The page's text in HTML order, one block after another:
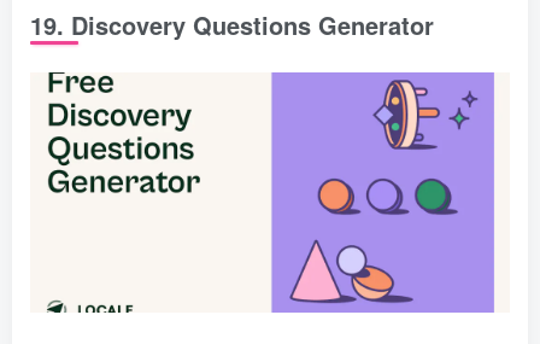
19. Discovery Questions Generator